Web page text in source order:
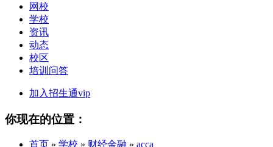
网校
学校
资讯
动态
校区
培训问答
加入招生通vip
你现在的位置：
首页 » 学校 » 财经金融 » acca